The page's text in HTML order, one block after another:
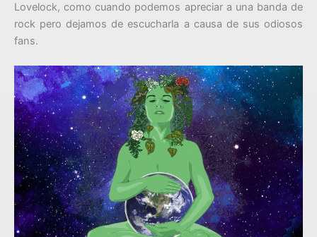
Lovelock, como cuando podemos apreciar a una banda de
rock pero dejamos de escucharla a causa de sus odiosos
fans.